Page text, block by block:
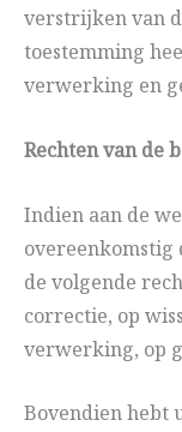
verstrijken van
toestemming
verwerking en
Rechten van de
Indien aan de
overeenkomstig
de volgende
correctie, op
verwerking, op
Bovendien hebt